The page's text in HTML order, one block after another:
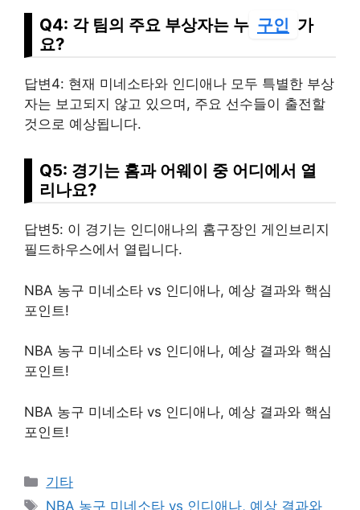
Q4: 각 팀의 주요 부상자는 누 구인 가
요?
답변4: 현재 미네소타와 인디애나 모두 특별한 부상
자는 보고되지 않고 있으며, 주요 선수들이 출전할
것으로 예상됩니다.
Q5: 경기는 홈과 어웨이 중 어디에서 열
리나요?
답변5: 이 경기는 인디애나의 홈구장인 게인브리지
필드하우스에서 열립니다.
NBA 농구 미네소타 vs 인디애나, 예상 결과와 핵심
포인트!
NBA 농구 미네소타 vs 인디애나, 예상 결과와 핵심
포인트!
NBA 농구 미네소타 vs 인디애나, 예상 결과와 핵심
포인트!
Categories
기타
Tags
NBA 농구 미네소타 vs 인디애나, 예상 결과와